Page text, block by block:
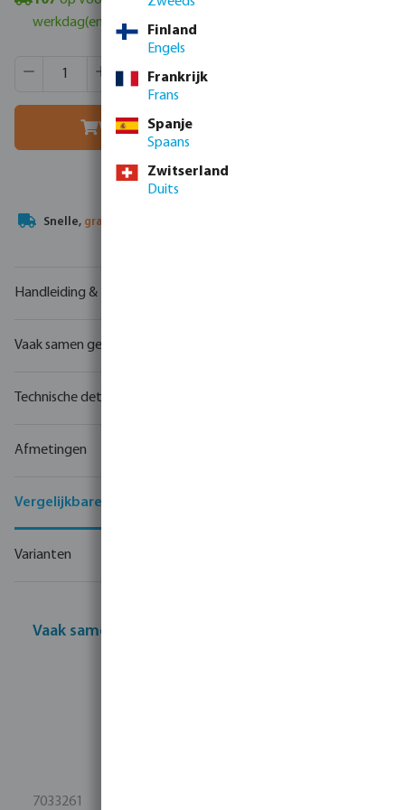
werkdag(en)
Producthoeveelheid: Voer de gewenste hoeveelheid in of
MSQ:
Voeg toe aan winkelmandje
Uw
Handleiding & tekeningen
Vaak samen gekocht
Technische details
Afmetingen
Vergelijkbare producten
Varianten
Vaak samen gekocht
7033261
Finland
Engels
Frankrijk
Frans
Spanje
Spaans
Zwitserland
Duits